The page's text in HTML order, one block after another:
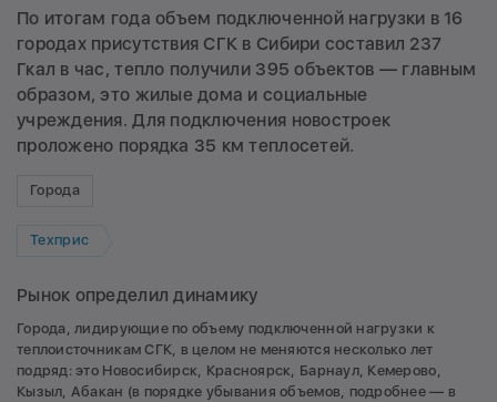
По итогам года объем подключенной нагрузки в 16
городах присутствия СГК в Сибири составил 237
Гкал в час, тепло получили 395 объектов — главным
образом, это жилые дома и социальные
учреждения. Для подключения новостроек
проложено порядка 35 км теплосетей.
Города
Техприс
Рынок определил динамику
Города, лидирующие по объему подключенной нагрузки к
теплоисточникам СГК, в целом не меняются несколько лет
подряд: это Новосибирск, Красноярск, Барнаул, Кемерово,
Кызыл, Абакан (в порядке убывания объемов, подробнее — в